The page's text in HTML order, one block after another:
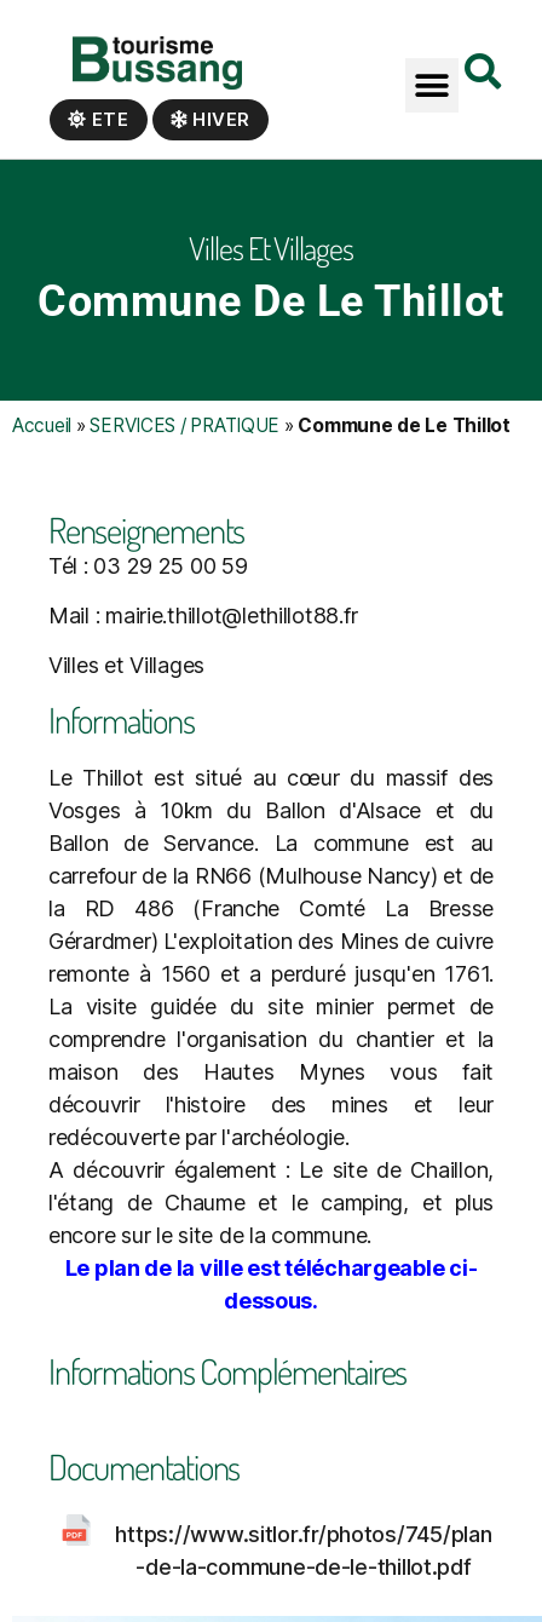
ETE HIVER
Villes Et Villages
Commune De Le Thillot
Accueil »SERVICES / PRATIQUE » Commune de Le Thillot
Renseignements
Tél : 03 29 25 00 59
Mail : mairie.thillot@lethillot88.fr
Villes et Villages
Informations
Le Thillot est situé au cœur du massif des
Vosges à 10km du Ballon d'Alsace et du
Ballon de Servance. La commune est au
carrefour de la RN66 (Mulhouse Nancy) et de
la RD 486 (Franche Comté La Bresse
Gérardmer) L'exploitation des Mines de cuivre
remonte à 1560 et a perduré jusqu'en 1761.
La visite guidée du site minier permet de
comprendre l'organisation du chantier et la
maison des Hautes Mynes vous fait
découvrir l'histoire des mines et leur
redécouverte par l'archéologie.
A découvrir également : Le site de Chaillon,
l'étang de Chaume et le camping, et plus
encore sur le site de la commune.
Le plan de la ville est téléchargeable ci-
dessous.
Informations Complémentaires
Documentations
https://www.sitlor.fr/photos/745/plan
-de-la-commune-de-le-thillot.pdf